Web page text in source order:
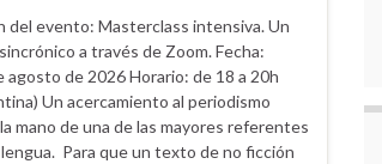
del evento: Masterclass intensiva. Un
a través de Zoom. Fecha:
agosto de 2026 Horario: de 18 a 20h
Un acercamiento al periodismo
mano de una de las mayores referentes
Para que un texto de no ficción